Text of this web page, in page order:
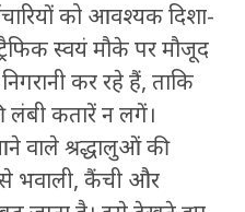
को आवश्यक दिशा-
स्वयं मौके पर मौजूद
कर रहे हैं, ताकि
लंबी कतारें न लगें।
वाले श्रद्धालुओं की
भवाली, कैंची और